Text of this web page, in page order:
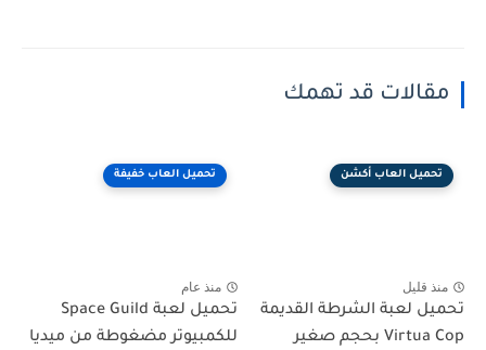
مقالات قد تهمك
تحميل العاب أكشن
منذ قليل
تحميل لعبة الشرطة القديمة
Virtua Cop بحجم صغير
تحميل العاب خفيفة
منذ عام
تحميل لعبة Space Guild
للكمبيوتر مضغوطة من ميديا